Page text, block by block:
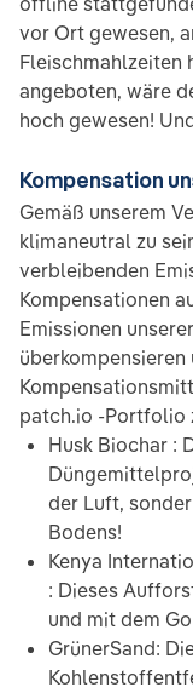
vor Ort gewesen,
Fleischmahlzeiten
angeboten, wäre
hoch gewesen!
Kompensation
Gemäß unserem
klimaneutral zu
verbleibenden
Kompensationen
Emissionen
überkompensieren
patch.io -Portfolio
Husk Biochar :
der Luft,
Bodens!
Kenya
: Dieses
und mit dem
GrünerSand: